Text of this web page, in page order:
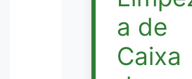
a de
Caixa